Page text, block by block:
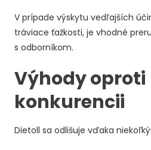
V prípade výskytu vedľajších
tráviace ťažkosti, je vhodné
s odborníkom.
Výhody oproti
konkurencii
Dietoll sa odlišuje vďaka